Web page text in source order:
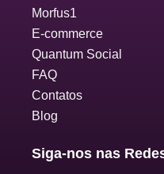
Morfus1
E-commerce
Quantum Social
FAQ
Contatos
Blog
Siga-nos nas